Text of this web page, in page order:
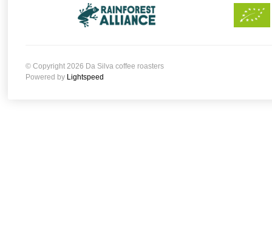
© Copyright 2026 Da Silva coffee roasters
Powered by Lightspeed